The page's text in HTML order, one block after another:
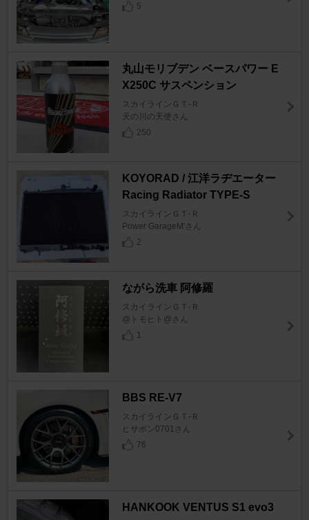
5
丸山モリブデン ベースパワー E
X250C サスペンション
スカイラインＧＴ‐Ｒ
天の川の天使さん
250
KOYORAD / 江洋ラヂエーター
Racing Radiator TYPE-S
スカイラインＧＴ‐Ｒ
Power GarageM'さん
2
ながら洗車 阿修羅
スカイラインＧＴ‐Ｒ
@トモヒト@さん
1
BBS RE-V7
スカイラインＧＴ‐Ｒ
ヒサポン0701さん
76
HANKOOK VENTUS S1 evo3